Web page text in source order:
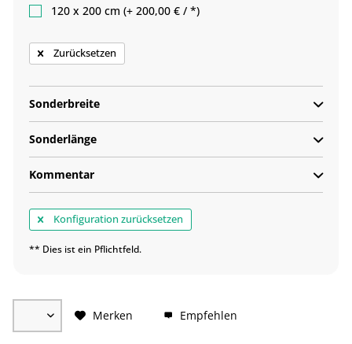
120 x 200 cm (+ 200,00 € / *)
Zurücksetzen
Sonderbreite
Sonderlänge
Kommentar
Konfiguration zurücksetzen
** Dies ist ein Pflichtfeld.
Merken Empfehlen